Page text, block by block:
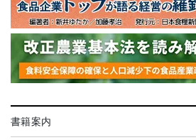
書籍案内